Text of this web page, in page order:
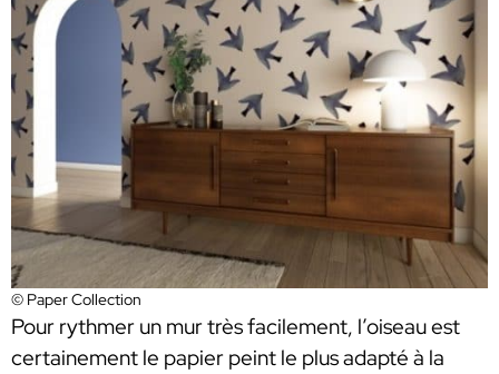
© Paper Collection
Pour rythmer un mur très facilement, l’oiseau est
certainement le papier peint le plus adapté à la